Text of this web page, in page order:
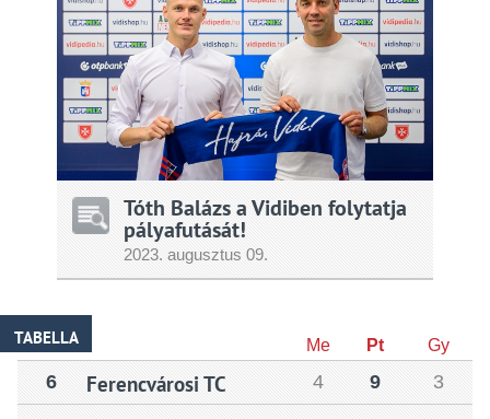
Tóth Balázs a Vidiben folytatja
pályafutását!
2023.augusztus 09.
TABELLA Me Pt Gy
6 Ferencvárosi TC 4 9
3